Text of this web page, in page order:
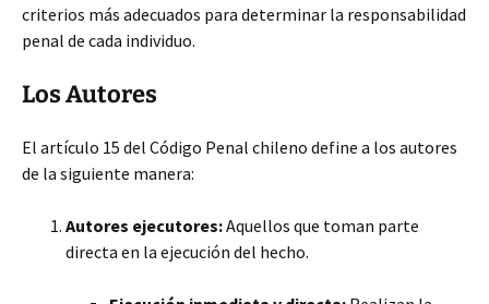
criterios más adecuados para determinar la responsabilidad
penal de cada individuo.
Los Autores
El artículo 15 del Código Penal chileno define a los autores
de la siguiente manera:
Autores ejecutores:Aquellos que toman parte
directa en la ejecución del hecho.